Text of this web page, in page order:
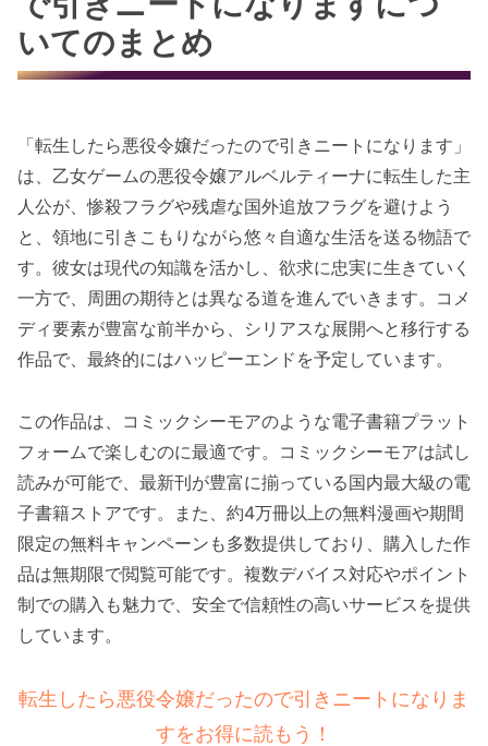
いてのまとめ
「転生したら悪役令嬢だったので引きニートになります」
は、乙女ゲームの悪役令嬢アルベルティーナに転生した主
人公が、惨殺フラグや残虐な国外追放フラグを避けよう
と、領地に引きこもりながら悠々自適な生活を送る物語で
す。彼女は現代の知識を活かし、欲求に忠実に生きていく
一方で、周囲の期待とは異なる道を進んでいきます。コメ
ディ要素が豊富な前半から、シリアスな展開へと移行する
作品で、最終的にはハッピーエンドを予定しています。
この作品は、コミックシーモアのような電子書籍プラット
フォームで楽しむのに最適です。コミックシーモアは試し
読みが可能で、最新刊が豊富に揃っている国内最大級の電
子書籍ストアです。また、約4万冊以上の無料漫画や期間
限定の無料キャンペーンも多数提供しており、購入した作
品は無期限で閲覧可能です。複数デバイス対応やポイント
制での購入も魅力で、安全で信頼性の高いサービスを提供
しています。
転生したら悪役令嬢だったので引きニートになりま
すをお得に読もう！